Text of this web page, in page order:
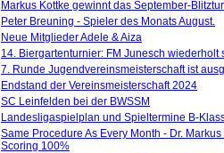
Markus Kottke gewinnt das September-
Peter Breuning - Spieler des Monats August.
Neue Mitglieder Adele & Aiza
14. Biergartenturnier: FM Junesch wiederholt
7. Runde Jugendvereinsmeisterschaft ist
Endstand der Vereinsmeisterschaft 2024
SC Leinfelden bei der BWSSM
Landesligaspielplan und Spieltermine B-
Same Procedure As Every Month - Dr.
Scoring 100%